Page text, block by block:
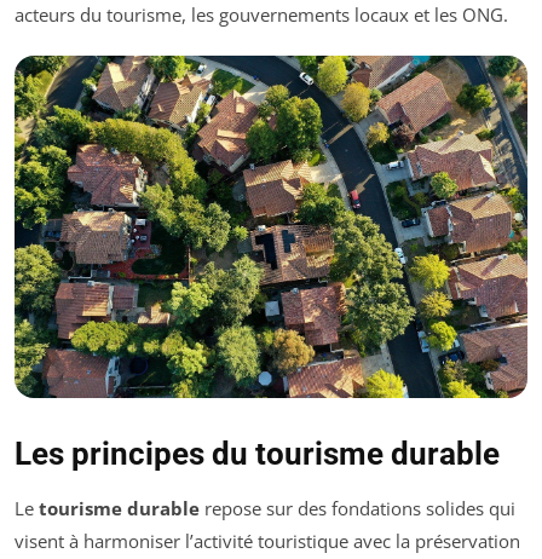
acteurs du tourisme, les gouvernements locaux et les ONG.
Les principes du tourisme durable
Le tourisme durable repose sur des fondations solides qui
visent à harmoniser l’activité touristique avec la préservation